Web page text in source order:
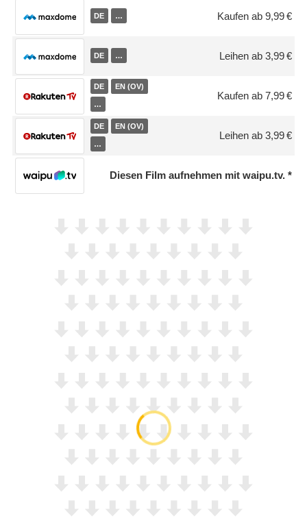
DE … Kaufen ab 9,99 €
DE … Leihen ab 3,99 €
DE EN (OV)
…
Kaufen ab 7,99 €
DE EN (OV)
…
Leihen ab 3,99 €
Diesen Film aufnehmen mit waipu.tv.